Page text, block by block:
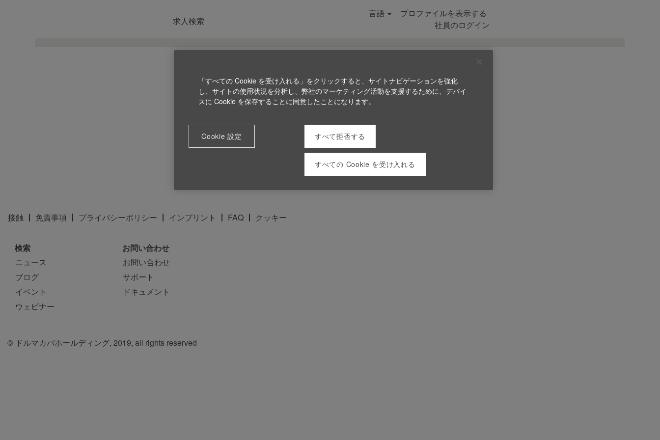
求人検索
言語
プロファイルを表示する
社員のログイン
接触 免責事項 プライバシーポリシー インプリント FAQ クッキー
検索
ニュース
ブログ
イベント
ウェビナー
お問い合わせ
お問い合わせ
サポート
ドキュメント
© ドルマカバホールディング, 2019, all rights reserved
「すべての Cookie を受け入れる」をクリックすると、サイトナビゲーションを強化
し、サイトの使用状況を分析し、弊社のマーケティング活動を支援するために、デバイ
スに Cookie を保存することに同意したことになります。
Cookie 設定 すべて拒否する
すべての Cookie を受け入れる